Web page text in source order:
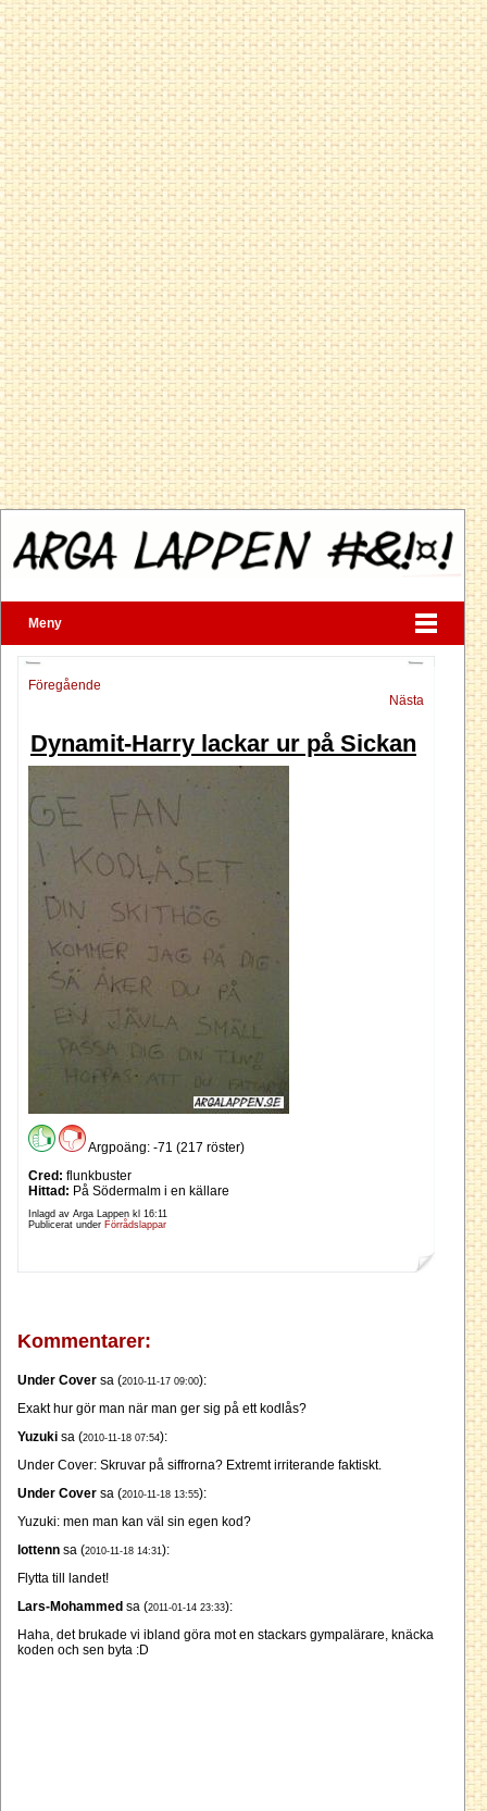
Meny
Föregående
Nästa
Dynamit-Harry lackar ur på Sickan
Argpoäng: -71 (217 röster)
Cred: flunkbuster
Hittad: På Södermalm i en källare
Inlagd av Arga Lappen kl 16:11
Publicerat under Förrådslappar
Kommentarer:
Under Cover sa (2010-11-17 09:00):
Exakt hur gör man när man ger sig på ett kodlås?
Yuzuki sa (2010-11-18 07:54):
Under Cover: Skruvar på siffrorna? Extremt irriterande faktiskt.
Under Cover sa (2010-11-18 13:55):
Yuzuki: men man kan väl sin egen kod?
lottenn sa (2010-11-18 14:31):
Flytta till landet!
Lars-Mohammed sa (2011-01-14 23:33):
Haha, det brukade vi ibland göra mot en stackars gympalärare, knäcka
koden och sen byta :D